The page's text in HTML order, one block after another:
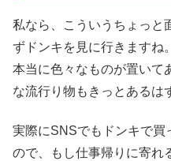
私なら、こういうちょっと
ずドンキを見に行きますね
本当に色々なものが置いて
な流行り物もきっとあるは
実際にSNSでもドンキで買
ので、もし仕事帰りに寄れ